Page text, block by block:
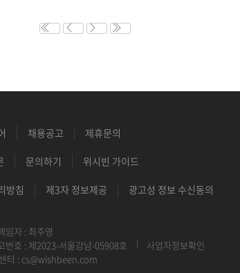
채용공고 제휴문의
문의하기 위시빈 가이드
방침 제3자 정보제공 광고성 정보 수신동의
임자 : 최주영
번호 : 제2023-서울강남-05908호
사업자정보확인
터 : cs@wishbeen.com